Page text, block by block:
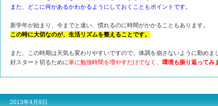
また、どこに何があるかわかるようにしておくこともポイントです。
新学年が始まり、今までと違い、慣れるのに時間がかかることもあります。
この時に大切なのが、生活リズムを整えることです。
また、この時期は天気も変わりやすいですので、体調を崩さないように勤めま
好スタート切るために単に勉強時間を増やすだけでなく、 環境も振り返ってみ
2013年4月9日